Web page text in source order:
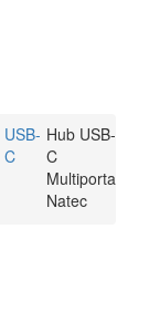
USB-
C
Hub USB-
C
Multiporta
Natec